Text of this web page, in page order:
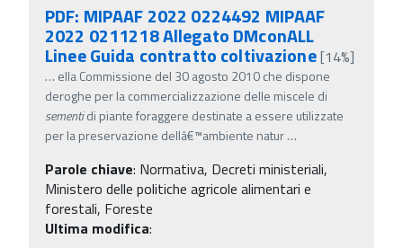
PDF: MIPAAF 2022 0224492 MIPAAF
2022 0211218 Allegato DMconALL
Linee Guida contratto coltivazione[14%]
… ella Commissione del 30 agosto 2010 che dispone
deroghe per la commercializzazione delle miscele di
sementidi piante foraggere destinate a essere utilizzate
per la preservazione dellâ€™ambiente natur…
Parole chiave: Normativa, Decreti ministeriali,
Ministero delle politiche agricole alimentari e
forestali, Foreste
Ultima modifica: